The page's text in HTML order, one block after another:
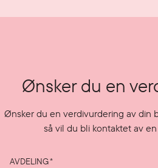
Ønsker du en
Ønsker du en verdivurdering av din
så vil du bli kontaktet av
AVDELING*